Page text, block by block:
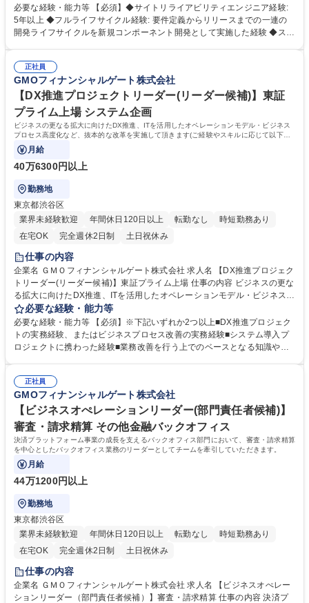
ます。インフラストラクチャ、ネットワーク、ミド ルウェア、クラウドサ
ービス、運用自動化に関わるコンポーネント設計・開発・運用といった複
数のコンポーネントを活用し一連のシステム開発ライフサイクルを経験す
ーダーロールとして、チームマネジメントや、DX・IT高度化推進の役割を
併せて担っていただくことを想定しております。 募集職種 【SRE(リーダ
ークラス)】急成長FinTech/上場G/在宅勤務可
必要な経験・能力等 【必須】◆サイトリライアビリティエンジニア経験:
5年以上 ◆フルライフサイクル経験: 要件定義からリリースまでの一連の
開発ライフサイクルを新規コンポーネント開発として実施した経験 ◆スキ
て】2020年7月に三井住友カード株式会社、ビザ・ワールドワイド・ジャ
パン株式会社（Visa）と共同で新決済プラットフォーム『stera』をリリ
ース。大手カード会社とのアライアンス×キャッシュレス市場成長性によ
り飛躍的に成長している。 学歴・資格 学歴：大学院 大学 高専 専修学校
語学力： 資格：
正社員
GMOフィナンシャルゲート株式会社
【DX推進プロジェクトリーダー(リーダー候補)】東証
プライム上場 システム企画
ビジネスの更なる拡大に向けたDX推進、ITを活用したオペレーションモデル・ビジネス
プロセス高度化など、抜本的な改革を実施して頂きます(ご経験やスキルに応じて以下業
務のオペレーション改善等をお任せします)
月給
40万6300円以上
勤務地
東京都渋谷区
業界未経験歓迎
年間休日120日以上 転勤なし
時短勤務あり
在宅OK
完全週休2日制 土日祝休み
仕事の内容
企業名 ＧＭＯフィナンシャルゲート株式会社 求人名 【DX推進プロジェク
トリーダー(リーダー候補)】東証プライム上場 仕事の内容 ビジネスの更な
る拡大に向けたDX推進、ITを活用したオペレーションモデル・ビジネスプ
ロセス高度化など、抜本的な改革を実施して頂きます(ご経験やスキルに
応じて以下業務のオペレーション改善等をお任せします) 【詳細】■受注・
契約管理業務 (受注・契約管理業務、審査業務など)■決済端末情報管理業
務 (決済端末情報の管理業務)■請求業務 (請求書発行、送付業務)■精算業務
改善を担って頂きます。部門長を支える担当として、ゆくゆくは各部門の
リードと課題改善をお任せ。 募集職種 【DX推進プロジェクトリーダー(リ
ーダー候補)】東証プライム上場
必要な経験・能力等
必要な経験・能力等 【必須】※下記いずれか2つ以上■DX推進プロジェク
トの実務経験、またはビジネスプロセス改善の実務経験■システム導入プ
ロジェクトに携わった経験■業務改善を行う上でのベースとなる知識やロ
かつ円滑な対話が取れる方【募集背景】キャッシュレス需要の大幅な増大
により決済端末導入の加盟店様が増加しており、ビジネス規模も順調に拡
大中。事業が伸長する一方で、複数の業務エリアに対するオペレーション
モデルの再構築、ビジネスプロセスの高度化が求められているため新たな
人材を募集します 学歴・資格 学歴：大学院 大学 語学力： 資格：
正社員
GMOフィナンシャルゲート株式会社
【ビジネスオぺレーションリーダー(部門責任者候補)】
審査・請求精算 その他金融バックオフィス
決済プラットフォーム事業の成長を支えるバックオフィス部門において、審査・請求精算
を中心としたバックオフィス業務のリーダーとしてチームを牽引していただきます。
月給
44万1200円以上
勤務地
東京都渋谷区
業界未経験歓迎
年間休日120日以上 転勤なし
時短勤務あり
在宅OK
完全週休2日制 土日祝休み
仕事の内容
企業名 ＧＭＯフィナンシャルゲート株式会社 求人名 【ビジネスオぺレー
ションリーダー（部門責任者候補）】審査・請求精算 仕事の内容 決済プ